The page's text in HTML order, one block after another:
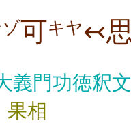
ゾ可キヤ↢
義門功徳釈文
果相